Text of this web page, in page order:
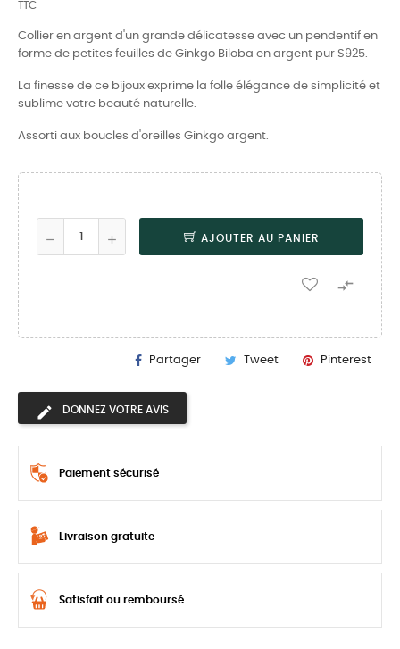
TTC
Collier en argent d'un grande délicatesse avec un pendentif en
forme de petites feuilles de Ginkgo Biloba en argent pur S925.
La finesse de ce bijoux exprime la folle élégance de simplicité et
sublime votre beauté naturelle.
Assorti aux boucles d'oreilles Ginkgo argent.
AJOUTER AU PANIER

Partager Tweet Pinterest
DONNEZ VOTRE AVIS
Paiement sécurisé
Livraison gratuite
Satisfait ou remboursé